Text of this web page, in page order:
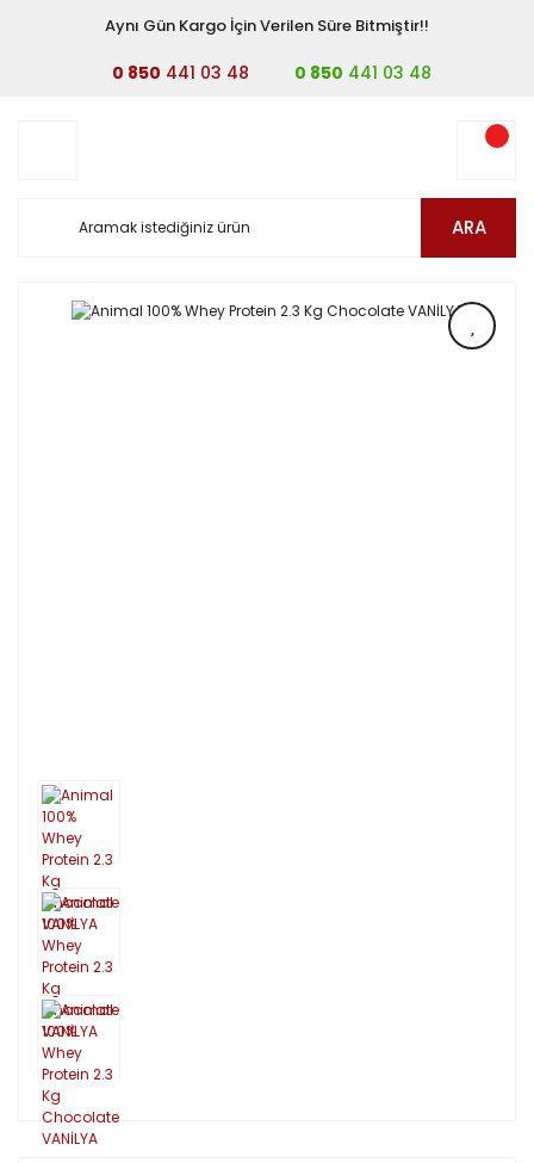
Aynı Gün Kargo İçin Verilen Süre Bitmiştir!!
0 850 441 03 48 0 850 441 03 48
ARA